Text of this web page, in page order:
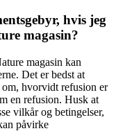
hvis jeg
magasin?
magasin kan
Det er bedst at
hvorvidt refusion er
en refusion. Husk at
vilkår og betingelser,
påvirke